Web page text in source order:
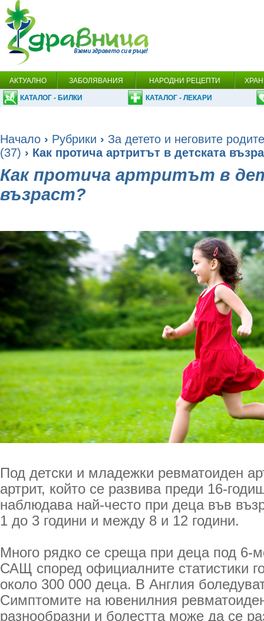
АКТУАЛНО ЗАБОЛЯВАНИЯ НАРОДНИ РЕЦЕПТИ
КАТАЛОГ - БИЛКИ КАТАЛОГ - ЛЕКАРИ
Начало › Рубрики › За детето и неговите
(37) › Как протича артритът в детската
Как протича артритът в
възраст?
Под детски и младежки ревматоиден
артрит, който се развива преди 16-
наблюдава най-често при деца във
1 до 3 години и между 8 и 12 години.
Много рядко се среща при деца под 6-
САЩ според официалните статистики
около 300 000 деца. В Англия
Симптомите на ювенилния
разнообразни и болестта може да се